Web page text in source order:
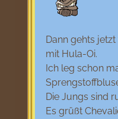
Dann gehts
mit Hula-Oi.
Ich leg schon
Die Jungs sind
Es grüßt